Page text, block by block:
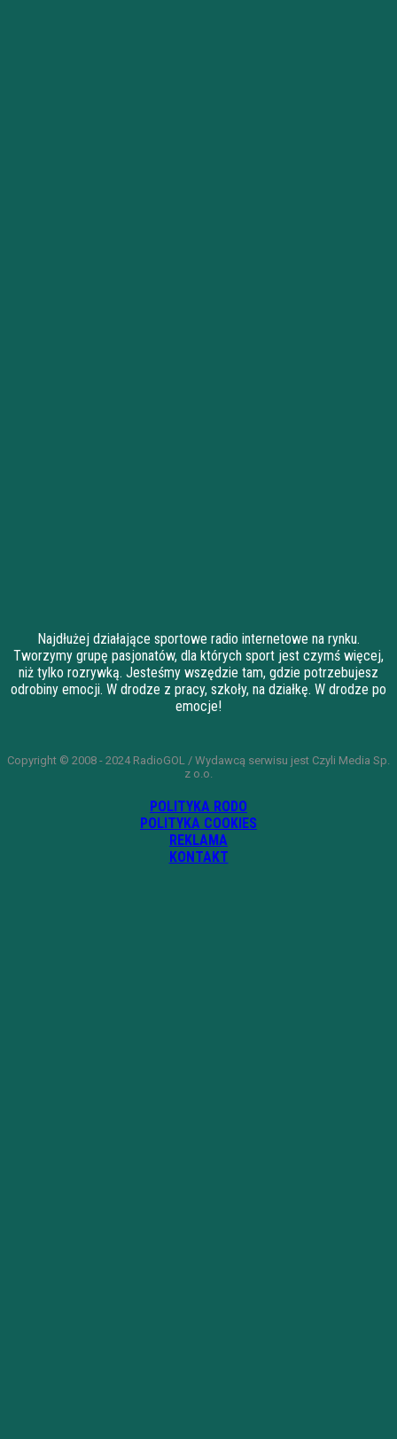
Najdłużej działające sportowe radio internetowe na rynku.
Tworzymy grupę pasjonatów, dla których sport jest czymś więcej,
niż tylko rozrywką. Jesteśmy wszędzie tam, gdzie potrzebujesz
odrobiny emocji. W drodze z pracy, szkoły, na działkę. W drodze po
emocje!
Copyright © 2008 - 2024 RadioGOL / Wydawcą serwisu jest Czyli Media Sp.
z o.o.
POLITYKA RODO
POLITYKA COOKIES
REKLAMA
KONTAKT